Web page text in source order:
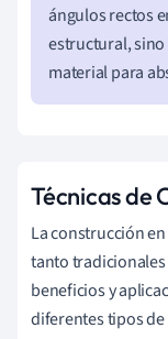
ángulos rectos
estructural,
material para
Técnicas de
La construcción
tanto tradicionales
beneficios y
diferentes tipos